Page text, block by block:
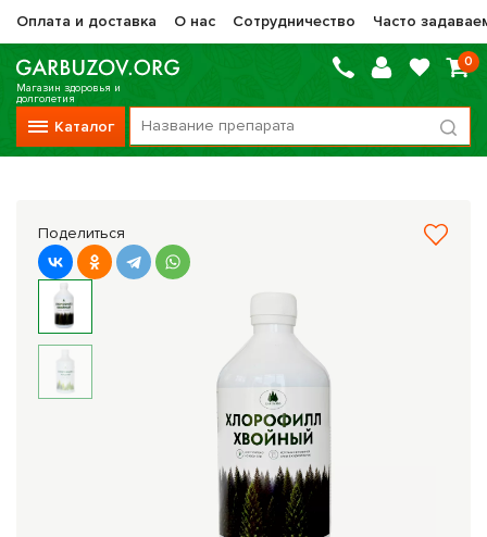
Оплата и доставка О нас Сотрудничество Часто
Магазин здоровья и
долголетия
Каталог
0
Препараты НТК Жизненная Сила
Сашера-Мед
Оптисалт
МелМур
Препараты при онкологии
Прочие фитопрепараты
Поделиться